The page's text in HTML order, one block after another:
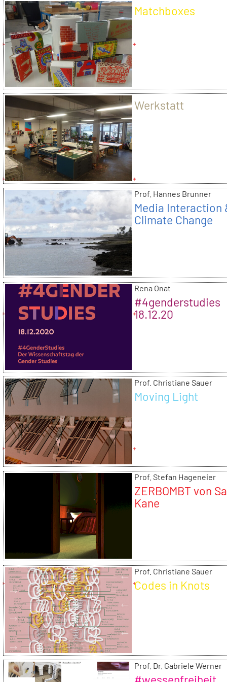
Matchboxes
Werkstatt
Prof. Hannes Brunner
Media Interaction
Climate Change
Rena Onat
#4genderstudies
18.12.20
Prof. Christiane Sauer
Moving Light
Prof. Stefan Hageneier
ZERBOMBT von
Kane
Prof. Christiane Sauer
Codes in Knots
Prof. Dr. Gabriele Werner